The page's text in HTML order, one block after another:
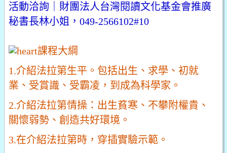
活動洽詢｜財團法人台灣閱讀文化基金會推廣
秘書長林小姐，049-2566102#10
課程大綱
1.介紹法拉第生平。包括出生、求學、初就
業、受賞識、受霸凌，到成為科學家。
2.介紹法拉第情操：出生貧寒、不攀附權貴、
關懷弱勢、創造共好環境。
3.在介紹法拉第時，穿插實驗示範。